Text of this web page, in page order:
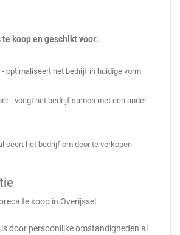
koop en geschikt voor:
optimaliseert het bedrijf in huidige vorm
- voegt het bedrijf samen met een ander
het bedrijf om door te verkopen
te koop in Overijssel
door persoonlijke omstandigheden al